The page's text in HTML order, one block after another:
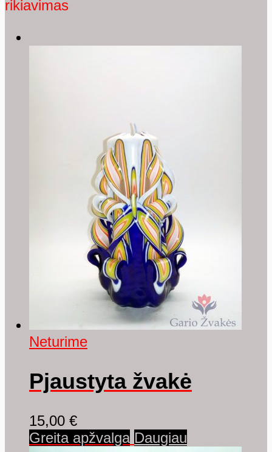
rikiavimas
Neturime
Pjaustyta žvakė
15,00 €
Greita apžvalga Daugiau